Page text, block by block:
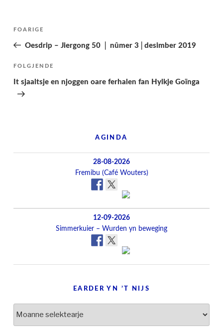
Berichtnavigatie
Folgjende
pagina
FOARIGE
Oesdrip – Jiergong 50 │ nûmer 3│desimber 2019
Folgjend
berjocht
FOLGJENDE
It sjaaltsje en njoggen oare ferhalen fan Hylkje Goïnga
AGINDA
28-08-2026
Fremibu (Café Wouters)
12-09-2026
Simmerkuier – Wurden yn beweging
EARDER YN ’T NIJS